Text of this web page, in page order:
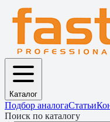
Каталог
Подбор аналогаСтатьи
Поиск по каталогу